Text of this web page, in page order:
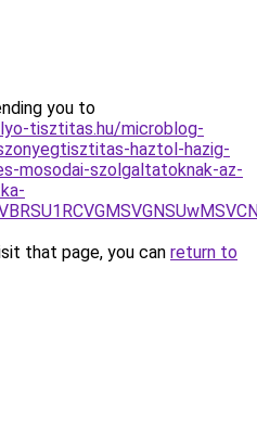
you to
tisztitas.hu/microblog-
haztol-hazig-
mosodai-szolgaltatoknak-az-
that page, you can return to